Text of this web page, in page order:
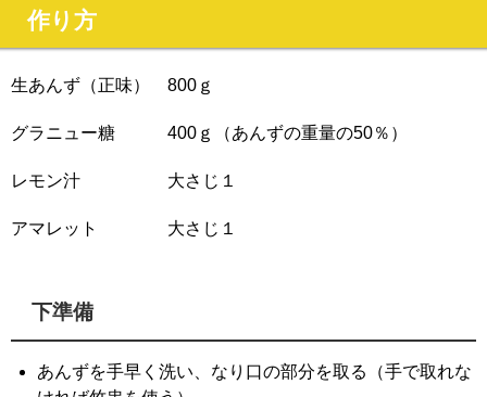
作り方
生あんず（正味） 800ｇ
グラニュー糖 400ｇ（あんずの重量の50％）
レモン汁 大さじ１
アマレット 大さじ１
下準備
あんずを手早く洗い、なり口の部分を取る（手で取れな